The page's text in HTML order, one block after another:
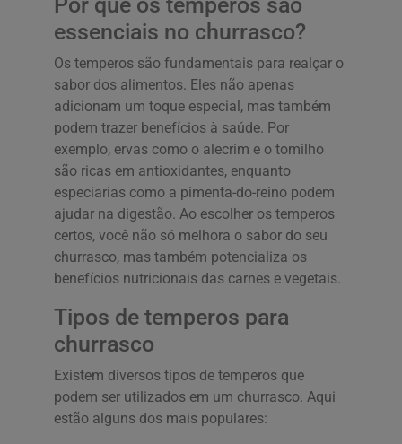
essenciais no churrasco?
Os temperos são fundamentais para realçar o
sabor dos alimentos. Eles não apenas
adicionam um toque especial, mas também
podem trazer benefícios à saúde. Por
exemplo, ervas como o alecrim e o tomilho
são ricas em antioxidantes, enquanto
especiarias como a pimenta-do-reino podem
ajudar na digestão. Ao escolher os temperos
certos, você não só melhora o sabor do seu
churrasco, mas também potencializa os
benefícios nutricionais das carnes e vegetais.
Tipos de temperos para
churrasco
Existem diversos tipos de temperos que
podem ser utilizados em um churrasco. Aqui
estão alguns dos mais populares: